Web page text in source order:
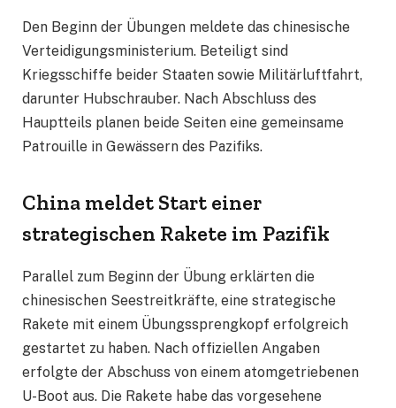
Den Beginn der Übungen meldete das chinesische
Verteidigungsministerium. Beteiligt sind
Kriegsschiffe beider Staaten sowie Militärluftfahrt,
darunter Hubschrauber. Nach Abschluss des
Hauptteils planen beide Seiten eine gemeinsame
Patrouille in Gewässern des Pazifiks.
China meldet Start einer
strategischen Rakete im Pazifik
Parallel zum Beginn der Übung erklärten die
chinesischen Seestreitkräfte, eine strategische
Rakete mit einem Übungssprengkopf erfolgreich
gestartet zu haben. Nach offiziellen Angaben
erfolgte der Abschuss von einem atomgetriebenen
U-Boot aus. Die Rakete habe das vorgesehene